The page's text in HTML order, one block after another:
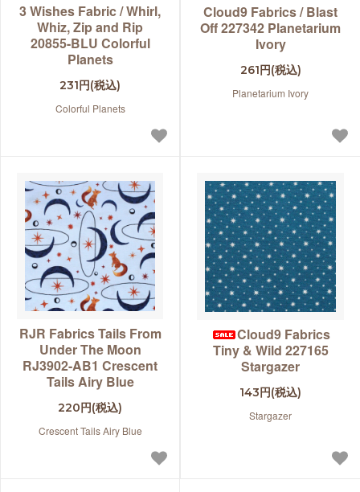
3 Wishes Fabric / Whirl,
Whiz, Zip and Rip
20855-BLU Colorful
Planets
231円(税込)
Colorful Planets
Cloud9 Fabrics / Blast
Off 227342 Planetarium
Ivory
261円(税込)
Planetarium Ivory
RJR Fabrics Tails From
Under The Moon
RJ3902-AB1 Crescent
Tails Airy Blue
220円(税込)
Crescent Tails Airy Blue
Cloud9 Fabrics
Tiny & Wild 227165
Stargazer
143円(税込)
Stargazer